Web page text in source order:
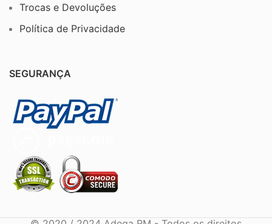
Trocas e Devoluções
Política de Privacidade
SEGURANÇA